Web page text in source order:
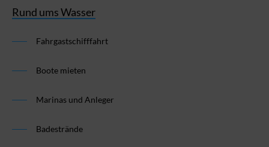
Rund ums Wasser
Fahrgastschifffahrt
Boote mieten
Marinas und Anleger
Badestrände